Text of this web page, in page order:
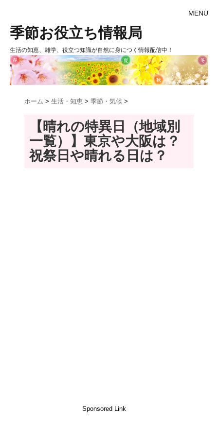
MENU
季節お役立ち情報局
生活の知恵、雑学、役立つ知識が自然に身につく情報配信中！
ホーム > 生活・知恵 > 季節・気候 >
【晴れの特異日（地域別
一覧）】東京や大阪は？
祝祭日や晴れる日は？
Sponsored Link